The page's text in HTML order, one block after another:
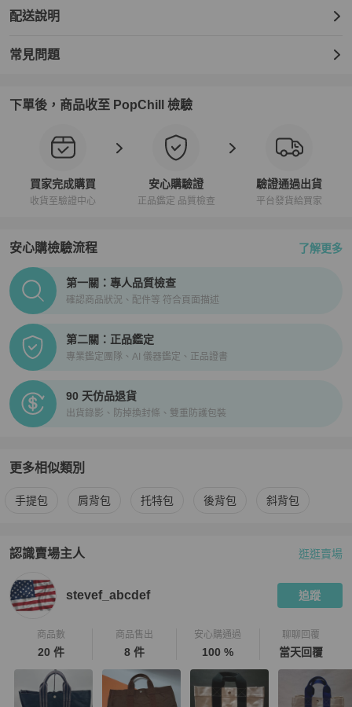
配送說明
常見問題
下單後，商品收至 PopChill 檢驗
買家完成購買
收貨至驗證中心
安心購驗證
正品鑑定 品質檢查
驗證通過出貨
平台發貨給買家
安心購檢驗流程 了解更多
PopChill拍拍圈正品驗證、安心購檢驗流程介紹
第一關：專人品質檢查
確認商品狀況、配件等 符合頁面描述
第二關：正品鑑定
專業鑑定團隊、AI 儀器鑑定、正品證書
90 天仿品退貨
出貨錄影、防掉換封條、雙重防護包裝
更多相似類別
更多Hermès 女包相似商品推薦
手提包 肩背包 托特包 後背包 斜背包
認識賣場主人
PopChill 拍拍圈嚴選賣家
逛逛賣場
stevef_abcdef 追蹤
商品數
20 件
商品售出
8 件
安心購通過
100 %
聊聊回覆
當天回覆